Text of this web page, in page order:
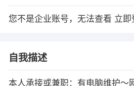
您不是企业账号，无法查看 立即
自我描述
本人承接或兼职：有电脑维护～